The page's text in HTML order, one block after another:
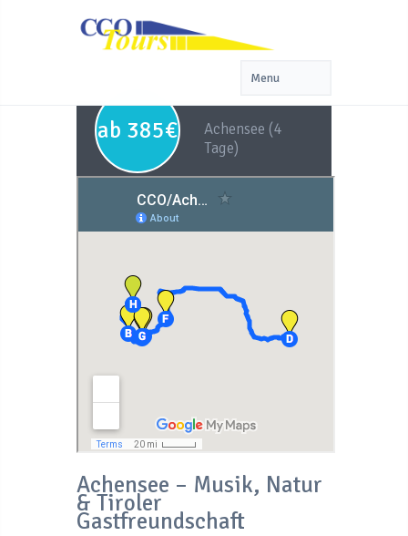
ab 385€
Achensee (4
Tage)
Achensee – Musik, Natur
& Tiroler
Gastfreundschaft